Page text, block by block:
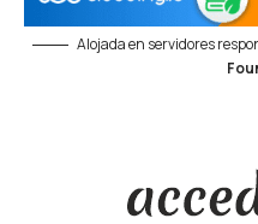
Alojada en servidores